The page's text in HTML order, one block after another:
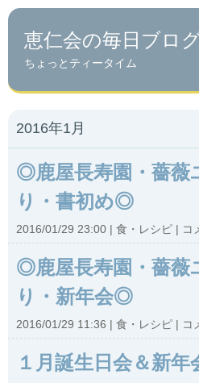
恵仁会の毎日ブロ
ちょっとティータイム
2016年1月
◎鹿屋長寿園・薔薇
り・書初め◎
2016/01/29 23:00 食・レシピ コ
◎鹿屋長寿園・薔薇
り・新年会◎
2016/01/29 11:36 食・レシピ コ
１月誕生日会＆新年